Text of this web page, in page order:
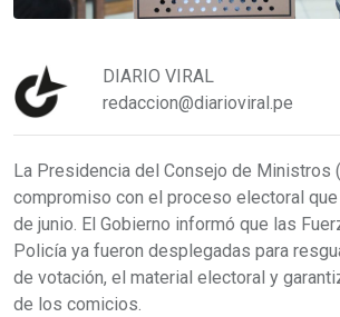
DIARIO VIRAL
redaccion@diarioviral.pe
La Presidencia del Consejo de Ministros
compromiso con el proceso electoral
de junio. El Gobierno informó que las
Policía ya fueron desplegadas para
de votación, el material electoral y
de los comicios.